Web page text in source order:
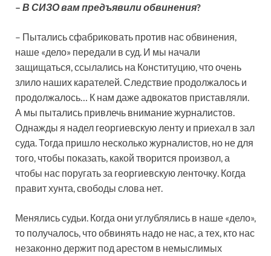
– В СИЗО вам предъявили обвинения?
– Пытались сфабриковать против нас обвинения,
наше «дело» передали в суд. И мы начали
защищаться, ссылались на Конституцию, что очень
злило наших карателей. Следствие продолжалось и
продолжалось… К нам даже адвокатов приставляли.
А мы пытались привлечь внимание журналистов.
Однажды я надел георгиевскую ленту и приехал в зал
суда. Тогда пришло несколько журналистов, но не для
того, чтобы показать, какой творится произвол, а
чтобы нас поругать за георгиевскую ленточку. Когда
правит хунта, свободы слова нет.
Менялись судьи. Когда они углублялись в наше «дело»,
то получалось, что обвинять надо не нас, а тех, кто нас
незаконно держит под арестом в немыслимых